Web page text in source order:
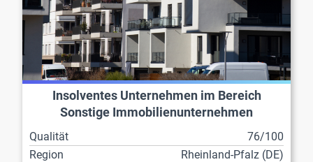
Insolventes Unternehmen im Bereich
Sonstige Immobilienunternehmen
Qualität
76/100
Region
Rheinland-Pfalz (DE)